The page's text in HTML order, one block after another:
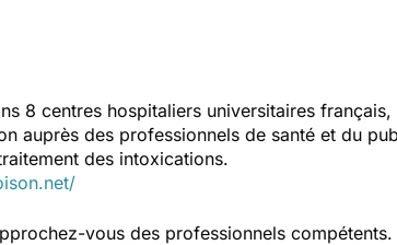
8 centres hospitaliers universitaires
auprès des professionnels de santé et du
des intoxications.
vous des professionnels compétents.